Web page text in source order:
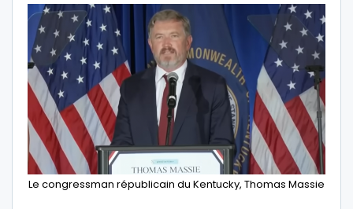
Le congressman républicain du Kentucky, Thomas Massie